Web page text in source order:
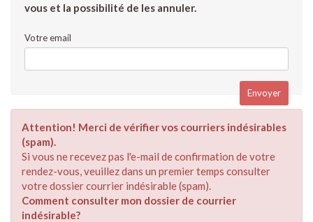
vous et la possibilité de les annuler.
Votre email
Attention! Merci de vérifier vos courriers indésirables
(spam).
Si vous ne recevez pas l'e-mail de confirmation de votre
rendez-vous, veuillez dans un premier temps consulter
votre dossier courrier indésirable (spam).
Comment consulter mon dossier de courrier
indésirable?